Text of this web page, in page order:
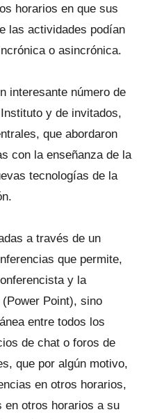
horarios en que sus
las actividades podían
o asincrónica.
interesante número de
y de invitados,
que abordaron
con la enseñanza de la
tecnologías de la
a través de un
que permite,
y la
Point), sino
entre todos los
de chat o foros de
que por algún motivo,
en otros horarios,
en otros horarios a su